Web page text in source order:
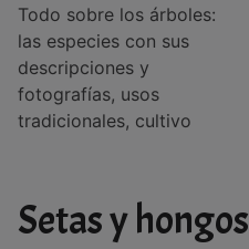
Todo sobre los árboles:
las especies con sus
descripciones y
fotografías, usos
tradicionales, cultivo
Setas y hongos